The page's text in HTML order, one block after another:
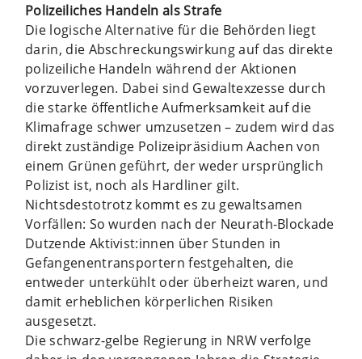
Polizeiliches Handeln als Strafe
Die logische Alternative für die Behörden liegt
darin, die Abschreckungswirkung auf das direkte
polizeiliche Handeln während der Aktionen
vorzuverlegen. Dabei sind Gewaltexzesse durch
die starke öffentliche Aufmerksamkeit auf die
Klimafrage schwer umzusetzen – zudem wird das
direkt zuständige Polizeipräsidium Aachen von
einem Grünen geführt, der weder ursprünglich
Polizist ist, noch als Hardliner gilt.
Nichtsdestotrotz kommt es zu gewaltsamen
Vorfällen: So wurden nach der Neurath-Blockade
Dutzende Aktivist:innen über Stunden in
Gefangenentransportern festgehalten, die
entweder unterkühlt oder überheizt waren, und
damit erheblichen körperlichen Risiken
ausgesetzt.
Die schwarz-gelbe Regierung in NRW verfolge